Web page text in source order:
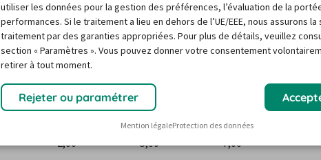
3,00 7,50 10,50
1,40 3,50 4,90
1,00 2,50
2,00 5,00 7,00
utiliser les données pour la gestion des préférences, l’évaluation de la
performances. Si le traitement a lieu en dehors de l’UE/EEE, nous assurons
traitement par des garanties appropriées. Pour plus de détails, veuillez
section « Paramètres ». Vous pouvez donner votre consentement
retirer à tout moment.
Rejeter ou paramétrer
Mention légaleProtection des données